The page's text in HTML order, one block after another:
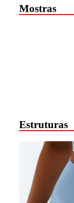
Mostras
Estruturas